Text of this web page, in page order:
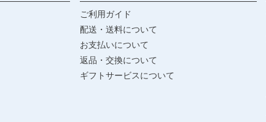
ご利用ガイド
配送・送料について
お支払いについて
返品・交換について
ギフトサービスについて